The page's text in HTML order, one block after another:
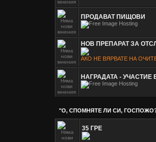
ПРОДАВАТ ПИЩОВИ
НОВ ПРЕПАРАТ ЗА
АКО НЕ ВЯРВАТЕ НА
НАГРАДАТА -
"О, СПОМНЯТЕ ЛИ СИ,
35 ГРЕ